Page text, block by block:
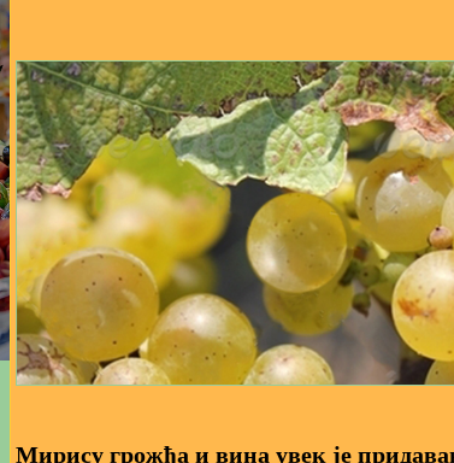
Мирису грожђа и вина увек је